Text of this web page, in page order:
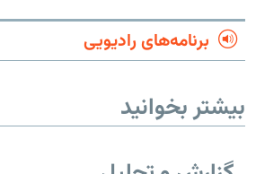
برنامه‌های رادیویی
بیشتر بخوانید